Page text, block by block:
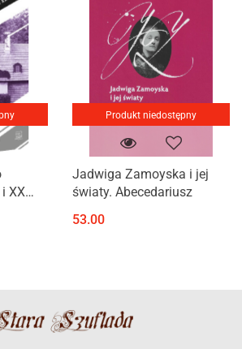
XX
Produkt niedostępny
Jadwiga Zamoyska i jej
światy. Abecedariusz
53.00